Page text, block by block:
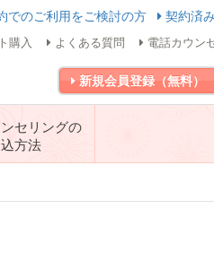
でのご利用をご検討の方 契約済
購入 よくある質問 電話カウン
新規会員登録（無料）
セリングの
方法